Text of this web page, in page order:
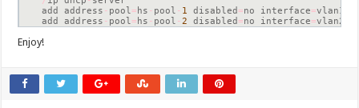
add address - pool= hs - pool - 1 disabled =no interface=vlan10
add address - pool= hs - pool -2 disabled =no interface=vlan20
Enjoy!